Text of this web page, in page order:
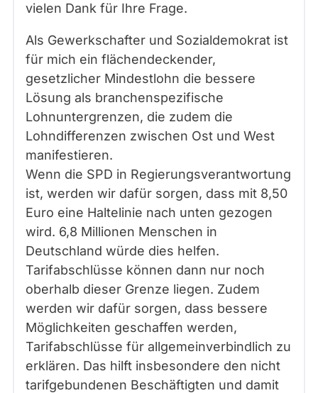
vielen Dank für Ihre Frage.
Als Gewerkschafter und Sozialdemokrat ist
für mich ein flächendeckender,
gesetzlicher Mindestlohn die bessere
Lösung als branchenspezifische
Lohnuntergrenzen, die zudem die
Lohndifferenzen zwischen Ost und West
manifestieren.
Wenn die SPD in Regierungsverantwortung
ist, werden wir dafür sorgen, dass mit 8,50
Euro eine Haltelinie nach unten gezogen
wird. 6,8 Millionen Menschen in
Deutschland würde dies helfen.
Tarifabschlüsse können dann nur noch
oberhalb dieser Grenze liegen. Zudem
werden wir dafür sorgen, dass bessere
Möglichkeiten geschaffen werden,
Tarifabschlüsse für allgemeinverbindlich zu
erklären. Das hilft insbesondere den nicht
tarifgebundenen Beschäftigten und damit